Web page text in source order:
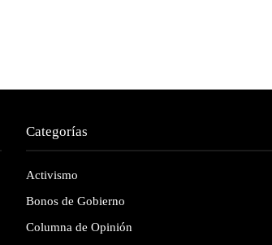
Categorías
Activismo
Bonos de Gobierno
Columna de Opinión